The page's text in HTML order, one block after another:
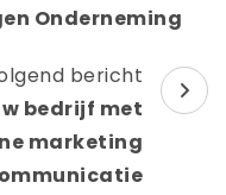
Onderneming
bericht
bedrijf met
marketing